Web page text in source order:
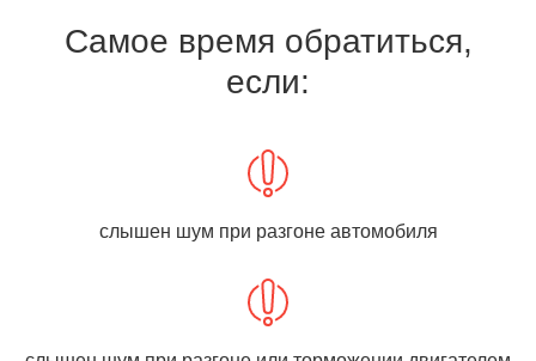
Самое время обратиться,
если:
слышен шум при разгоне автомобиля